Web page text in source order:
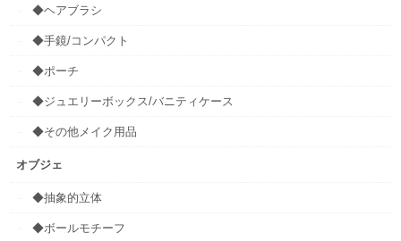
◆ヘアブラシ
◆手鏡/コンパクト
◆ポーチ
◆ジュエリーボックス/バニティケース
◆その他メイク用品
オブジェ
◆抽象的立体
◆ボールモチーフ